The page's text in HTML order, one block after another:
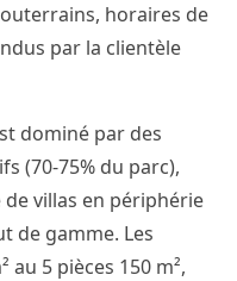
horaires de
par la clientèle
dominé par des
(70-75% du parc),
villas en périphérie
de gamme. Les
5 pièces 150 m²,